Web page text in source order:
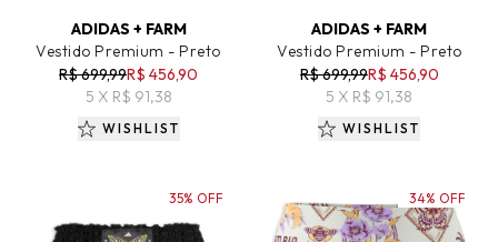
ADIDAS + FARM
Vestido Premium - Preto
R$ 699,99R$ 456,90
5 X R$ 91,38
WISHLIST
ADIDAS + FARM
Vestido Premium - Preto
R$ 699,99R$ 456,90
5 X R$ 91,38
WISHLIST
35% OFF 34% OFF